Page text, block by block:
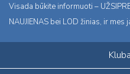
Visada būkite informuoti –
NAUJIENAS bei LOD žinias, ir mes